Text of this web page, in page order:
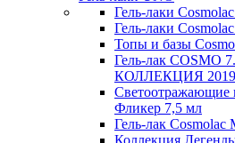
Гель-лаки
Гель-лаки
Топы и базы
Гель-лак
КОЛЛЕКЦИЯ 2019
Светоотражающие
Фликер 7,5 мл
Гель-лак
Коллекция